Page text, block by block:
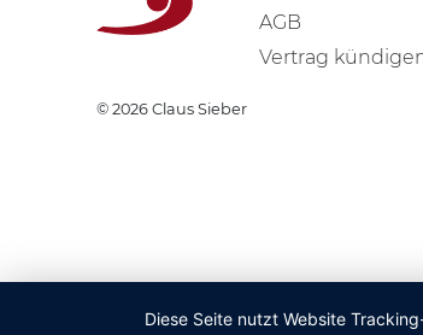
Diese Seite nutzt Website
AGB
Vertrag
© 2026 Claus Sieber